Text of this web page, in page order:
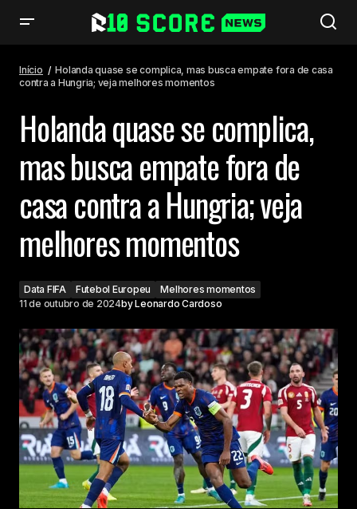
Hungria; veja melhores momentos
Início
Holanda quase se complica, mas busca empate fora de casa
contra a Hungria; veja melhores momentos
Holanda quase se complica,
mas busca empate fora de
casa contra a Hungria; veja
melhores momentos
Data FIFA Futebol Europeu
Melhores momentos
11 de outubro de 2024byLeonardo Cardoso